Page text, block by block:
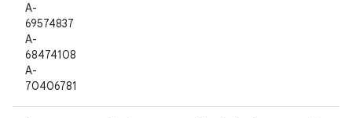
A-
69574837
A-
68474108
A-
70406781